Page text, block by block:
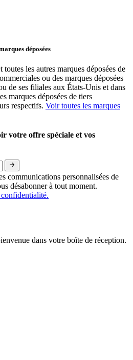
déposées
les autres marques déposées de
ou des marques déposées
de ses filiales aux États-Unis et dans
marques déposées de tiers
respectifs. Voir toutes les marques
votre offre spéciale et vos
communications personnalisées de
désabonner à tout moment.
dans votre boîte de réception.